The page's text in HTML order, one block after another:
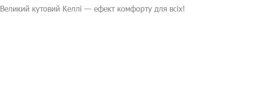
Великий кутовий Келлі — ефект комфорту для всіх!